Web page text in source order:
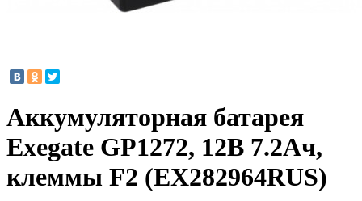
Аккумуляторная батарея
Exegate GP1272, 12В 7.2Ач,
клеммы F2 (EX282964RUS)